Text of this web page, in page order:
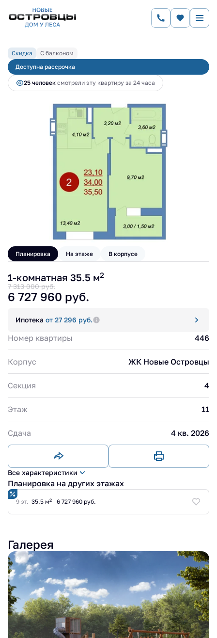
1-комнатная35.5 м
7 313 000 руб.
6 727 960 руб.
Ипотекаот 27 296 руб.
Скидка
С балконом
Доступна рассрочка
25 человек смотрели эту квартиру за 24 часа
Планировка На этаже В корпусе
1-комнатная 35.5 м2
7 313 000 руб.
6 727 960 руб.
Ипотека от 27 296 руб.
Номер квартиры 446
Корпус ЖК Новые Островцы
Секция 4
Этаж 11
Сдача 4 кв. 2026
Все характеристики
Планировка на других этажах
9 эт. 35.5 м2 6 727 960 руб.
Галерея